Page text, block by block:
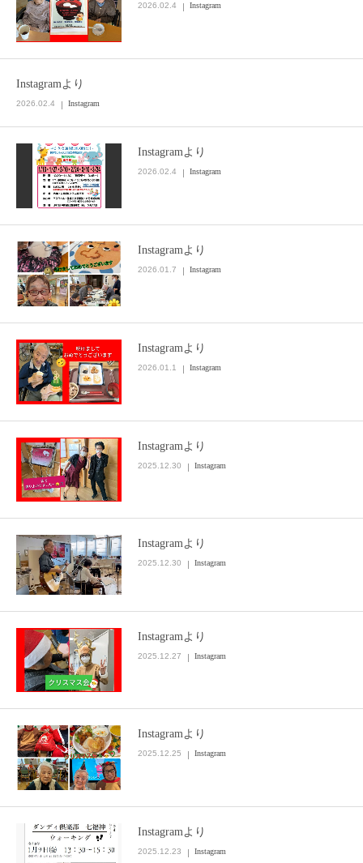
2026.02.4 Instagram
Instagramより
2026.02.4 Instagram
Instagramより
2026.02.4 Instagram
Instagramより
2026.01.7 Instagram
Instagramより
2026.01.1 Instagram
Instagramより
2025.12.30 Instagram
Instagramより
2025.12.30 Instagram
Instagramより
2025.12.27 Instagram
Instagramより
2025.12.25 Instagram
Instagramより
2025.12.23 Instagram